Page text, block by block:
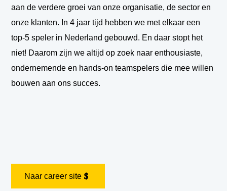
aan de verdere groei van onze organisatie, de sector en
onze klanten. In 4 jaar tijd hebben we met elkaar een
top-5 speler in Nederland gebouwd. En daar stopt het
niet! Daarom zijn we altijd op zoek naar enthousiaste,
ondernemende en hands-on teamspelers die mee willen
bouwen aan ons succes.
Naar career site